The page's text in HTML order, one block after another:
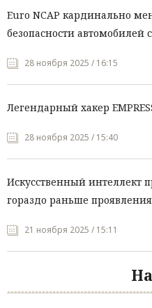
Euro NCAP кардинально
безопасности автомобилей
28 ноября 2025 / 16:15
Легендарный хакер
28 ноября 2025 / 15:40
Искусственный интеллект
гораздо раньше
21 ноября 2025 / 15:11